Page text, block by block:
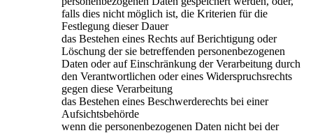
falls dies nicht möglich ist, die Kriterien für die
Festlegung dieser Dauer
das Bestehen eines Rechts auf Berichtigung oder
Löschung der sie betreffenden personenbezogenen
Daten oder auf Einschränkung der Verarbeitung durch
den Verantwortlichen oder eines Widerspruchsrechts
gegen diese Verarbeitung
das Bestehen eines Beschwerderechts bei einer
Aufsichtsbehörde
wenn die personenbezogenen Daten nicht bei der